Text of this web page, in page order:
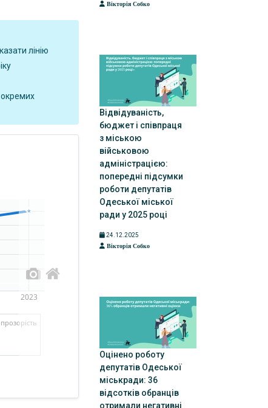
лінію
2023
Вікторія Собко
Відвідуваність,
бюджет і співпраця
з міською
військовою
адміністрацією:
попередні підсумки
роботи депутатів
Одеської міської
ради у 2025 році
24.12.2025
Вікторія Собко
Оцінено роботу
депутатів Одеської
міськради: 36
відсотків обранців
отримали негативні